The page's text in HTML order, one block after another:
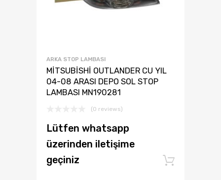
ARKA STOP LAMBASI
MİTSUBİSHİ OUTLANDER CU YIL
04-08 ARASI DEPO SOL STOP
LAMBASI MN190281
(0 reviews)
Lütfen whatsapp
üzerinden iletişime
geçiniz